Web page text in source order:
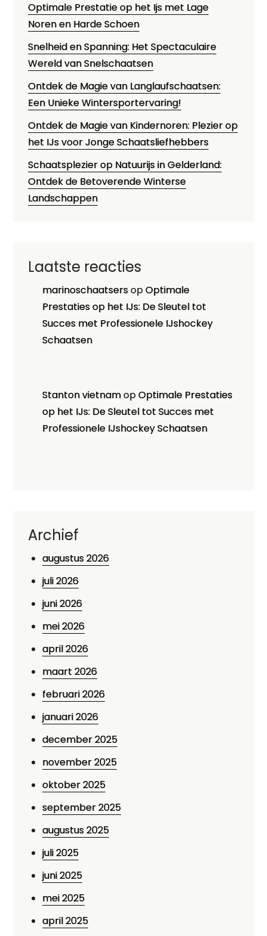
Optimale Prestatie op het Ijs met Lage
Noren en Harde Schoen
Snelheid en Spanning: Het Spectaculaire
Wereld van Snelschaatsen
Ontdek de Magie van Langlaufschaatsen:
Een Unieke Wintersportervaring!
Ontdek de Magie van Kindernoren: Plezier op
het IJs voor Jonge Schaatsliefhebbers
Schaatsplezier op Natuurijs in Gelderland:
Ontdek de Betoverende Winterse
Landschappen
Laatste reacties
marinoschaatsersopOptimale
Prestaties op het IJs: De Sleutel tot
Succes met Professionele IJshockey
Schaatsen
Stanton vietnamopOptimale Prestaties
op het IJs: De Sleutel tot Succes met
Professionele IJshockey Schaatsen
Archief
augustus 2026
juli 2026
juni 2026
mei 2026
april 2026
maart 2026
februari 2026
januari 2026
december 2025
november 2025
oktober 2025
september 2025
augustus 2025
juli 2025
juni 2025
mei 2025
april 2025